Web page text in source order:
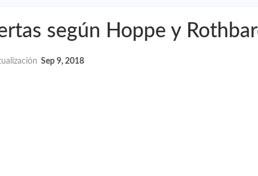
según Hoppe y
Sep 9, 2018